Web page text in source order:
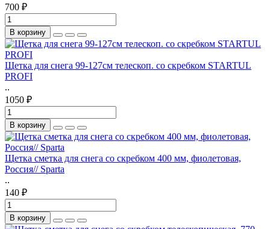
700 ₽
В корзину
Щетка для снега 99-127см телескоп. со скребком STARTUL
PROFI
..
1050 ₽
В корзину
Щетка сметка для снега со скребком 400 мм, фиолетовая,
Россия// Sparta
..
140 ₽
В корзину